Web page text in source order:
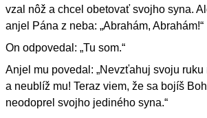
vzal nôž a chcel obetovať svojho syna.
anjel Pána z neba: „Abrahám, Abrahám!“
On odpovedal: „Tu som.“
Anjel mu povedal: „Nevzťahuj svoju ruku
a neublíž mu! Teraz viem, že sa bojíš
neodoprel svojho jediného syna.“